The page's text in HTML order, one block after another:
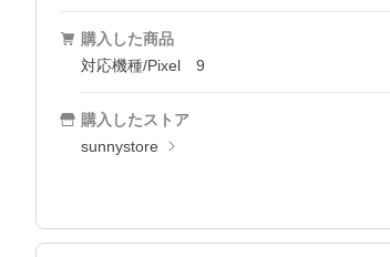
購入した商品
対応機種/Pixel 9
購入したストア
sunnystore